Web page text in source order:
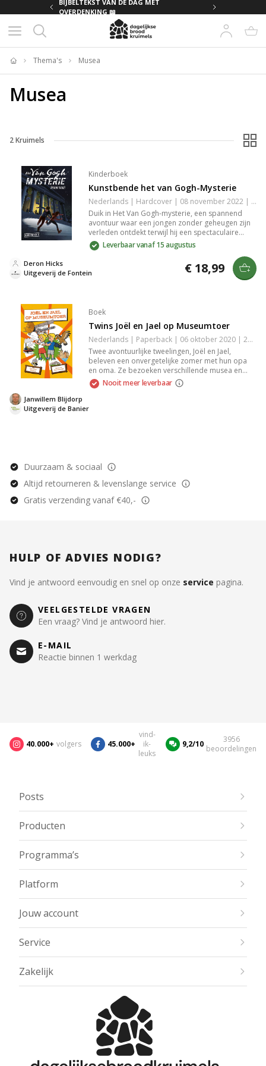
BIJBELTEKST VAN DE DAG MET
OVERDENKING 📖
Home
Thema's Musea
Musea
2Kruimels
Kinderboek
Kunstbende het van Gogh-Mysterie
Nederlands | Hardcover | 08 november 2022 | 320 pagina's | 9789026159183
Duik in Het Van Gogh-mysterie, een spannend
avontuur waar een jongen zonder geheugen zijn
verleden ontdekt terwijl hij een spectaculaire
kunstfraude probeert te stoppen. Laat je
meevoeren in een mysterieus verhaal met QR-
codes die de kunst tot leven brengen. Perfect
voor jonge speurneuzen van 10 jaar en ouder.
Leverbaar vanaf 15 augustus
Uitgeverij de Fontein
Deron Hicks € 18,99
Boek
Twins Joël en Jael op Museumtoer
Nederlands | Paperback | 06 oktober 2020 | 224 pagina's | 9789087183936
Twee avontuurlijke tweelingen, Joël en Jael,
beleven een onvergetelijke zomer met hun opa
en oma. Ze bezoeken verschillende musea en
ontdekken dat deze vol spanning en plezier
zitten. Ondanks het feit dat ze nooit zo slim zullen
hun museale ontdekkingen. Perfect voor
Nooit meer leverbaar
Uitgeverij de Banier
Janwillem Blijdorp
Duurzaam & sociaal
Altijd retourneren & levenslange service
Gratis verzending vanaf €40,-
HULP OF ADVIES NODIG?
Vind je antwoord eenvoudig en snel op onze service pagina.
VEELGESTELDE VRAGEN
Een vraag? Vind je antwoord hier.
E-MAIL
Reactie binnen 1 werkdag
40.000+ volgers 45.000+
vind-
ik-
leuks
9,2/10
3956
beoordelingen
Posts
Producten
Programma’s
Platform
Jouw account
Service
Zakelijk